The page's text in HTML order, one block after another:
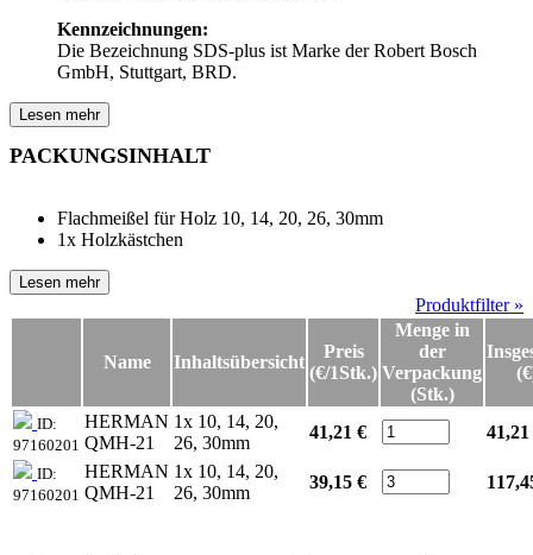
Kennzeichnungen:
Die Bezeichnung SDS-plus ist Marke der Robert Bosch
GmbH, Stuttgart, BRD.
Lesen mehr
PACKUNGSINHALT
Flachmeißel für Holz 10, 14, 20, 26, 30mm
1x Holzkästchen
Lesen mehr
Produktfilter »
Name Inhaltsübersicht
Preis
(€/1Stk.)
Menge in
der
Verpackung
(Stk.)
ID:
97160201
HERMAN
QMH-21
1x 10, 14, 20,
26, 30mm
41,21 € 41,21
ID:
97160201
HERMAN
QMH-21
1x 10, 14, 20,
26, 30mm
39,15 €